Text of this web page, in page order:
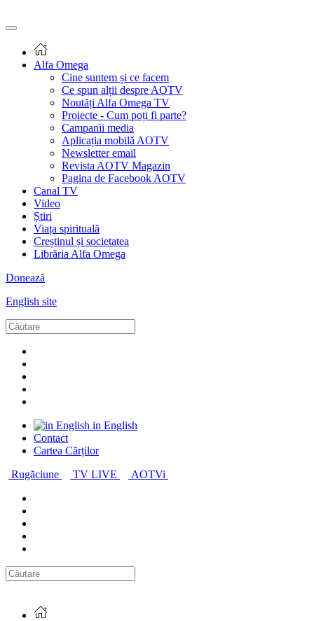
Alfa Omega
Cine suntem și ce facem
Ce spun alții despre AOTV
Noutăți Alfa Omega TV
Proiecte - Cum poți fi parte?
Campanii media
Aplicația mobilă AOTV
Newsletter email
Revista AOTV Magazin
Pagina de Facebook AOTV
Canal TV
Video
Știri
Viața spirituală
Creștinul și societatea
Librăria Alfa Omega
Donează
English site
in English
Contact
Cartea Cărților
Rugăciune
TV LIVE AOTVi